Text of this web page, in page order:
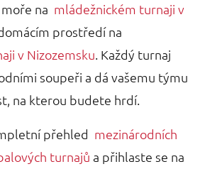
na mládežnickém turnaji v
prostředí na
v Nizozemsku. Každý turnaj
soupeři a dá vašemu týmu
na kterou budete hrdí.
přehled mezinárodních
turnajů a přihlaste se na